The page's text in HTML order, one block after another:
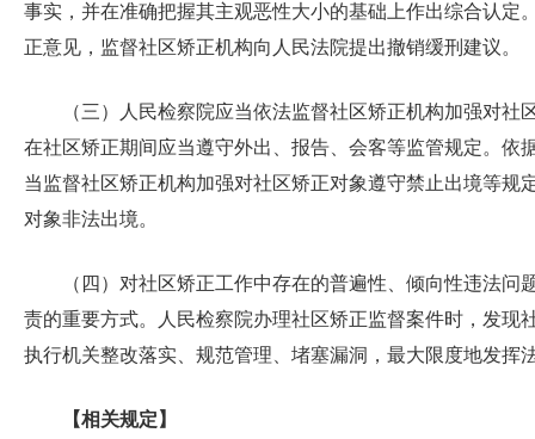
事实，并在准确把握其主观恶性大小的基础上作出综合认
正意见，监督社区矫正机构向人民法院提出撤销缓刑建议。
（三）人民检察院应当依法监督社区矫正机构加强对
在社区矫正期间应当遵守外出、报告、会客等监管规定。
当监督社区矫正机构加强对社区矫正对象遵守禁止出境等
对象非法出境。
（四）对社区矫正工作中存在的普遍性、倾向性违法
责的重要方式。人民检察院办理社区矫正监督案件时，发
执行机关整改落实、规范管理、堵塞漏洞，最大限度地发
【相关规定】